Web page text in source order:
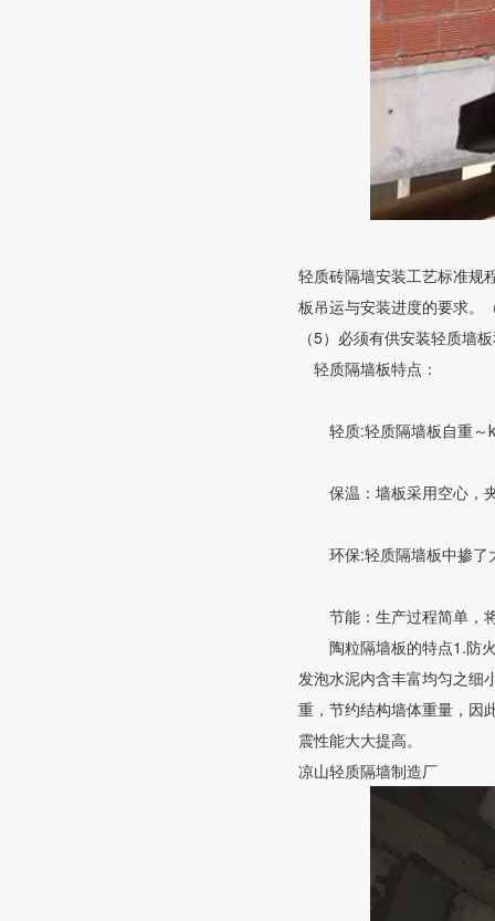
轻质砖隔墙安装工艺标准规
板吊运与安装进度的要求。
（5）必须有供安装轻质墙
轻质隔墙板特点：
轻质:轻质隔墙板自重～
保温：墙板采用空心，夹
环保:轻质隔墙板中掺了大
节能：生产过程简单，将
陶粒隔墙板的特点1.防火
发泡水泥内含丰富均匀之细
重，节约结构墙体重量，因
震性能大大提高。
凉山轻质隔墙制造厂